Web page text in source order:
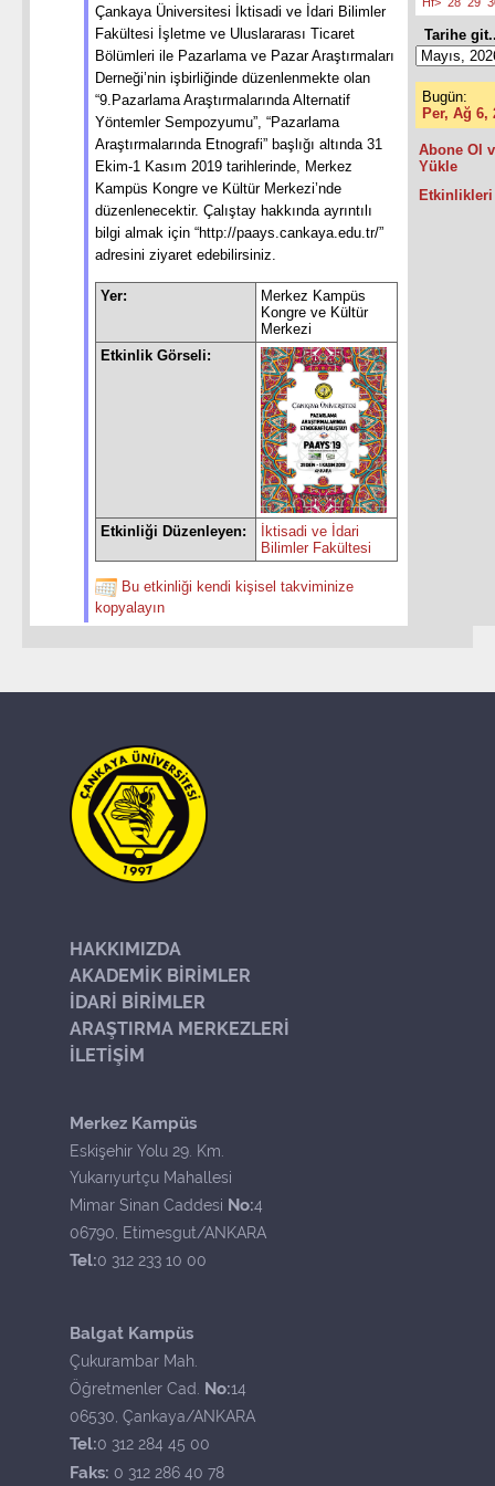
Çankaya Üniversitesi İktisadi ve İdari Bilimler
Fakültesi İşletme ve Uluslararası Ticaret
Bölümleri ile Pazarlama ve Pazar Araştırmaları
Derneği’nin işbirliğinde düzenlenmekte olan
“9.Pazarlama Araştırmalarında Alternatif
Yöntemler Sempozyumu”, “Pazarlama
Araştırmalarında Etnografi” başlığı altında 31
Ekim-1 Kasım 2019 tarihlerinde, Merkez
Kampüs Kongre ve Kültür Merkezi’nde
düzenlenecektir. Çalıştay hakkında ayrıntılı
bilgi almak için “http://paays.cankaya.edu.tr/”
adresini ziyaret edebilirsiniz.
Yer:
Merkez Kampüs
Kongre ve Kültür
Merkezi
Etkinlik Görseli:
Etkinliği Düzenleyen:
İktisadi ve İdari
Bilimler Fakültesi
Bu etkinliği kendi kişisel takviminize
kopyalayın
Tarihe
Bugün:
Per, Ağ 6,
Abone Ol
Yükle
HAKKIMIZDA
AKADEMİK BİRİMLER
İDARİ BİRİMLER
ARAŞTIRMA MERKEZLERİ
İLETİŞİM
Merkez Kampüs
Eskişehir Yolu 29. Km.
Yukarıyurtçu Mahallesi
Mimar Sinan Caddesi No:4
06790, Etimesgut/ANKARA
Tel:0 312 233 10 00
Balgat Kampüs
Çukurambar Mah.
Öğretmenler Cad. No:14
06530, Çankaya/ANKARA
Tel:0 312 284 45 00
Faks: 0 312 286 40 78